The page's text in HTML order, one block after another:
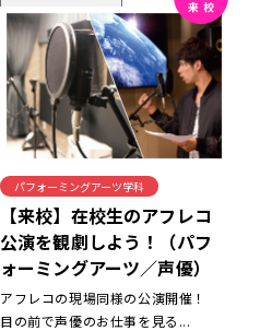
パフォーミングアーツ学科
【来校】在校生のアフレコ
公演を観劇しよう！（パフ
ォーミングアーツ／声優）
アフレコの現場同様の公演開催！
目の前で声優のお仕事を見る...